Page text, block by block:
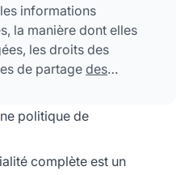
informations
la manière dont elles
les droits des
de partage des
et la façon dont les
à leurs données
politique de
complète est un